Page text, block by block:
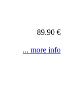
89.90 €
... more info